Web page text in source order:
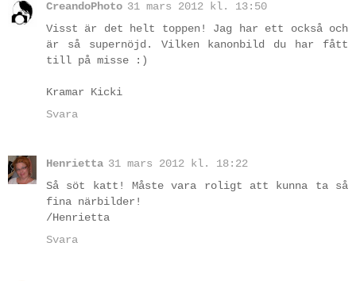
CreandoPhoto 31 mars 2012 kl. 13:50
Visst är det helt toppen! Jag har ett också och
är så supernöjd. Vilken kanonbild du har fått
till på misse :)
Kramar Kicki
Svara
Henrietta 31 mars 2012 kl. 18:22
Så söt katt! Måste vara roligt att kunna ta så
fina närbilder!
/Henrietta
Svara